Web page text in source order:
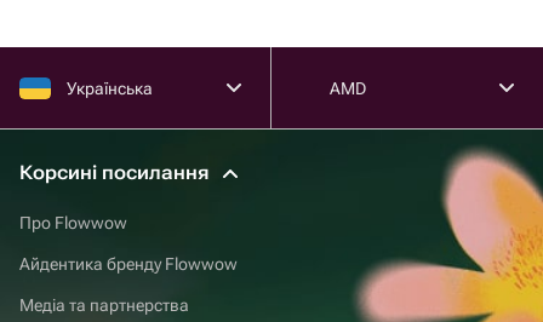
Українська AMD
Корсині посилання
Про Flowwow
Айдентика бренду Flowwow
Медіа та партнерства